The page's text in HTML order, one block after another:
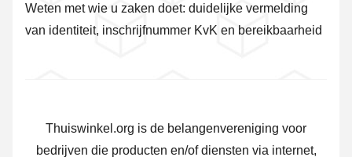
Weten met wie u zaken doet: duidelijke vermelding
van identiteit, inschrijfnummer KvK en bereikbaarheid
Thuiswinkel.org is de belangenvereniging voor
bedrijven die producten en/of diensten via internet,